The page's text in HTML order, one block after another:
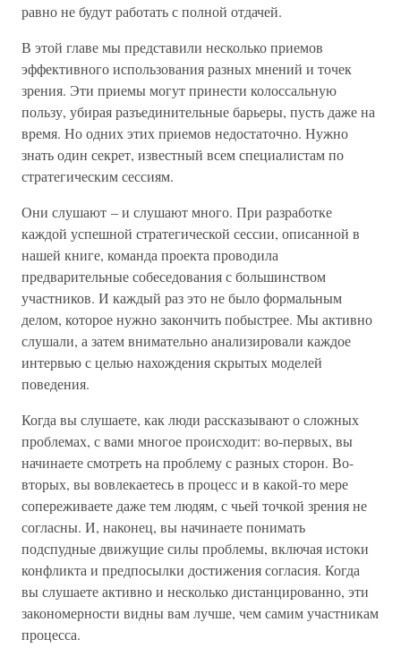
равно не будут работать с полной отдачей.
В этой главе мы представили несколько приемов
эффективного использования разных мнений и точек
зрения. Эти приемы могут принести колоссальную
пользу, убирая разъединительные барьеры, пусть даже на
время. Но одних этих приемов недостаточно. Нужно
знать один секрет, известный всем специалистам по
стратегическим сессиям.
Они слушают – и слушают много. При разработке
каждой успешной стратегической сессии, описанной в
нашей книге, команда проекта проводила
предварительные собеседования с большинством
участников. И каждый раз это не было формальным
делом, которое нужно закончить побыстрее. Мы активно
слушали, а затем внимательно анализировали каждое
интервью с целью нахождения скрытых моделей
поведения.
Когда вы слушаете, как люди рассказывают о сложных
проблемах, с вами многое происходит: во-первых, вы
начинаете смотреть на проблему с разных сторон. Во-
вторых, вы вовлекаетесь в процесс и в какой-то мере
сопереживаете даже тем людям, с чьей точкой зрения не
согласны. И, наконец, вы начинаете понимать
подспудные движущие силы проблемы, включая истоки
конфликта и предпосылки достижения согласия. Когда
вы слушаете активно и несколько дистанцированно, эти
закономерности видны вам лучше, чем самим участникам
процесса.